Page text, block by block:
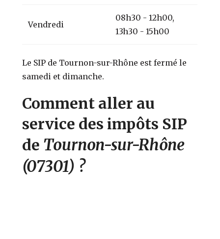
Vendredi
08h30 - 12h00,
13h30 - 15h00
Le SIP de Tournon-sur-Rhône est fermé le
samedi et dimanche.
Comment aller au
service des impôts SIP
de Tournon-sur-Rhône
(07301) ?